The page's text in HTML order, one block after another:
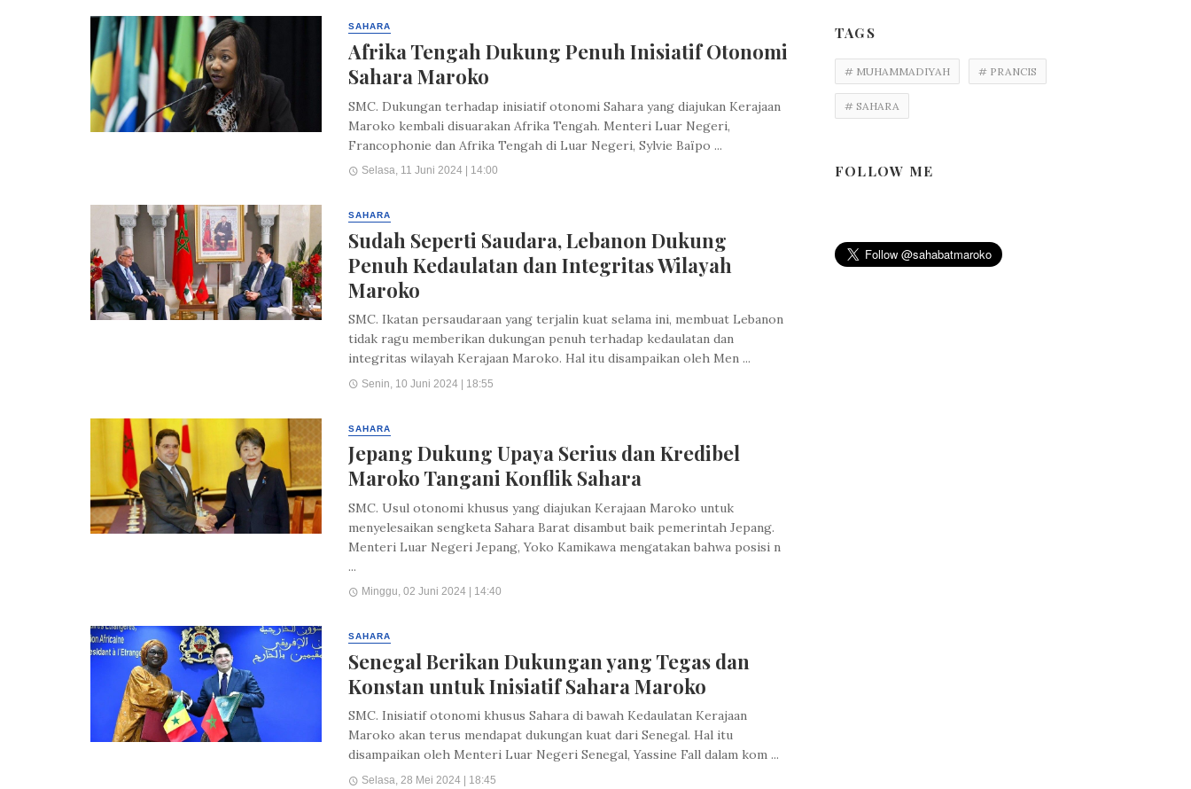
SAHARA
Afrika Tengah Dukung Penuh Inisiatif Otonomi
Sahara Maroko
SMC. Dukungan terhadap inisiatif otonomi Sahara yang diajukan Kerajaan
Maroko kembali disuarakan Afrika Tengah. Menteri Luar Negeri,
Francophonie dan Afrika Tengah di Luar Negeri, Sylvie Baïpo ...
Selasa, 11 Juni 2024 | 14:00
SAHARA
Sudah Seperti Saudara, Lebanon Dukung
Penuh Kedaulatan dan Integritas Wilayah
Maroko
SMC. Ikatan persaudaraan yang terjalin kuat selama ini, membuat Lebanon
tidak ragu memberikan dukungan penuh terhadap kedaulatan dan
integritas wilayah Kerajaan Maroko. Hal itu disampaikan oleh Men ...
Senin, 10 Juni 2024 | 18:55
SAHARA
Jepang Dukung Upaya Serius dan Kredibel
Maroko Tangani Konflik Sahara
SMC. Usul otonomi khusus yang diajukan Kerajaan Maroko untuk
menyelesaikan sengketa Sahara Barat disambut baik pemerintah Jepang.
Menteri Luar Negeri Jepang, Yoko Kamikawa mengatakan bahwa posisi n
...
Minggu, 02 Juni 2024 | 14:40
SAHARA
Senegal Berikan Dukungan yang Tegas dan
Konstan untuk Inisiatif Sahara Maroko
SMC. Inisiatif otonomi khusus Sahara di bawah Kedaulatan Kerajaan
Maroko akan terus mendapat dukungan kuat dari Senegal. Hal itu
disampaikan oleh Menteri Luar Negeri Senegal, Yassine Fall dalam kom ...
Selasa, 28 Mei 2024 | 18:45
TAGS
# MUHAMMADIYAH # PRANCIS
# SAHARA
FOLLOW ME